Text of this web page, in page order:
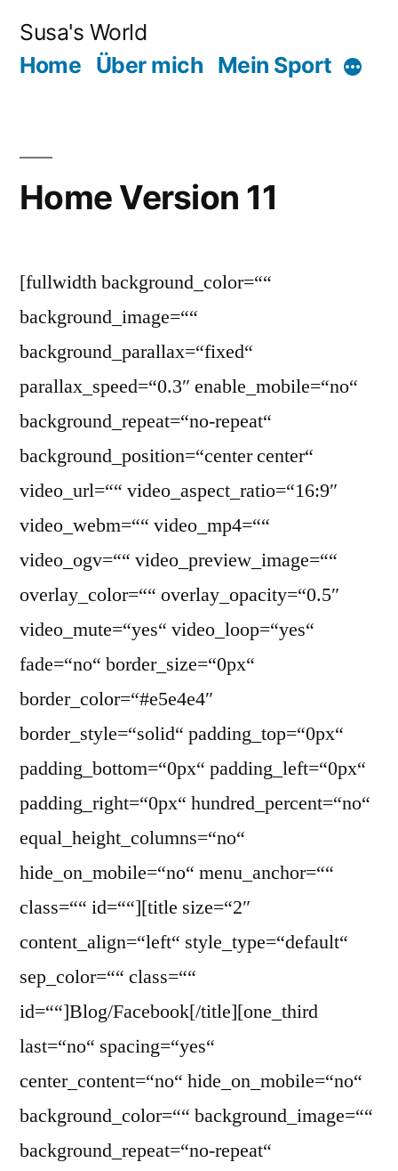
Inhalt
Susa's World
Home Über mich Mein Sport Mehr
Home Version 11
[fullwidth background_color=““
background_image=““
background_parallax=“fixed“
parallax_speed=“0.3″ enable_mobile=“no“
background_repeat=“no-repeat“
background_position=“center center“
video_url=““ video_aspect_ratio=“16:9″
video_webm=““ video_mp4=““
video_ogv=““ video_preview_image=““
overlay_color=““ overlay_opacity=“0.5″
video_mute=“yes“ video_loop=“yes“
fade=“no“ border_size=“0px“
border_color=“#e5e4e4″
border_style=“solid“ padding_top=“0px“
padding_bottom=“0px“ padding_left=“0px“
padding_right=“0px“ hundred_percent=“no“
equal_height_columns=“no“
hide_on_mobile=“no“ menu_anchor=““
class=““ id=““][title size=“2″
content_align=“left“ style_type=“default“
sep_color=““ class=““
id=““]Blog/Facebook[/title][one_third
last=“no“ spacing=“yes“
center_content=“no“ hide_on_mobile=“no“
background_color=““ background_image=““
background_repeat=“no-repeat“